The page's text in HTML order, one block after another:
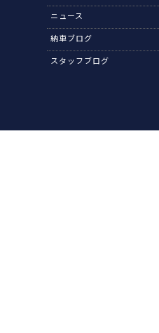
ニュース
納車ブログ
スタッフブログ